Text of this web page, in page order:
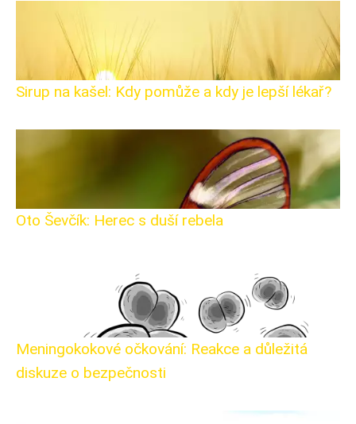
Sirup na kašel: Kdy pomůže a kdy je lepší lékař?
Oto Ševčík: Herec s duší rebela
Meningokokové očkování: Reakce a důležitá
diskuze o bezpečnosti